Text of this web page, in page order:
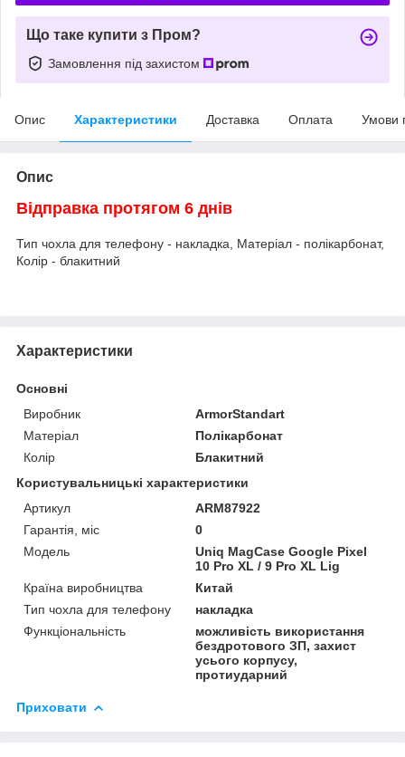
Що таке купити з Пром?
Замовлення під захистом
Опис Характеристики Доставка Оплата Умови
Опис
Відправка протягом 6 днів
Тип чохла для телефону - накладка, Матеріал - полікарбонат,
Колір - блакитний
Характеристики
Основні
Виробник
ArmorStandart
Матеріал
Полікарбонат
Колір
Блакитний
Користувальницькі характеристики
Артикул
ARM87922
Гарантія, міс
0
Мoдель
Uniq MagCase Google Pixel
10 Pro XL / 9 Pro XL Lig
Країна виробництва
Китай
Тип чохла для телефону
накладка
Функціональність
можливість використання
бездротового ЗП, захист
усього корпусу,
протиударний
Приховати